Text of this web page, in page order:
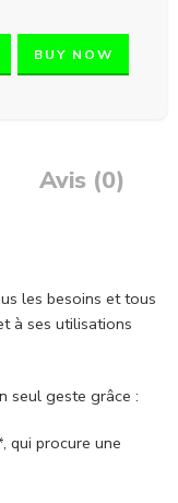
BUY NOW
Avis (0)
les besoins et tous
à ses utilisations
seul geste grâce :
qui procure une